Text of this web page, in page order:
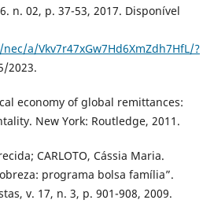
n. 02, p. 37-53, 2017. Disponível
a/Vkv7r47xGw7Hd6XmZdh7HfL/?
2023.
economy of global remittances:
New York: Routledge, 2011.
CARLOTO, Cássia Maria.
programa bolsa família”.
v. 17, n. 3, p. 901-908, 2009.